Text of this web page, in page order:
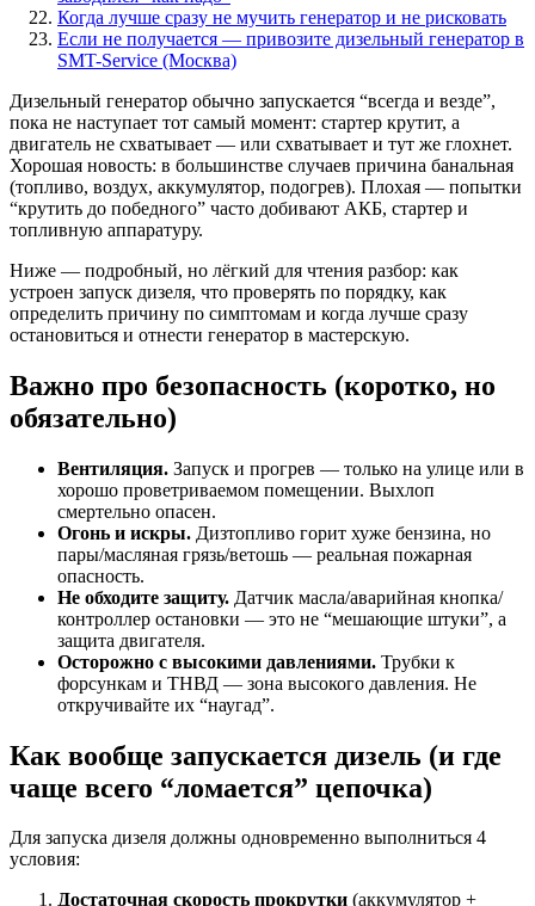
Когда лучше сразу не мучить генератор и не рисковать
Если не получается — привозите дизельный генератор в
SMT-Service (Москва)
Дизельный генератор обычно запускается “всегда и везде”,
пока не наступает тот самый момент: стартер крутит, а
двигатель не схватывает — или схватывает и тут же глохнет.
Хорошая новость: в большинстве случаев причина банальная
(топливо, воздух, аккумулятор, подогрев). Плохая — попытки
“крутить до победного” часто добивают АКБ, стартер и
топливную аппаратуру.
Ниже — подробный, но лёгкий для чтения разбор: как
устроен запуск дизеля, что проверять по порядку, как
определить причину по симптомам и когда лучше сразу
остановиться и отнести генератор в мастерскую.
Важно про безопасность (коротко, но
обязательно)
Вентиляция. Запуск и прогрев — только на улице или в
хорошо проветриваемом помещении. Выхлоп
смертельно опасен.
Огонь и искры. Дизтопливо горит хуже бензина, но
пары/масляная грязь/ветошь — реальная пожарная
опасность.
Не обходите защиту. Датчик масла/аварийная кнопка/
контроллер остановки — это не “мешающие штуки”, а
защита двигателя.
Осторожно с высокими давлениями. Трубки к
форсункам и ТНВД — зона высокого давления. Не
откручивайте их “наугад”.
Как вообще запускается дизель (и где
чаще всего “ломается” цепочка)
Для запуска дизеля должны одновременно выполниться 4
условия:
Достаточная скорость прокрутки (аккумулятор +